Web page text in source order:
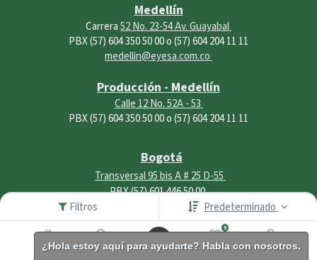
Filtros Predeterminado
Inicio Buscar
0
Lista de
Cuenta
Medellín
Carrera52 No. 23-54 Av. Guayabal
PBX (57) 604 350 50 00 o (57) 604 204 11 11
medellin@eyesa.com.co
Producción - Medellín
Calle 12 No. 52A - 53
PBX (57) 604 350 50 00 o (57) 604 204 11 11
Bogotá
Transversal 95 bis A # 25 D-55
PBX (57) 601 446 50 00
bogota@eyesa.com.co
Cali
¿Hola estoy aquí para ayudarte? Habla con nosotros.